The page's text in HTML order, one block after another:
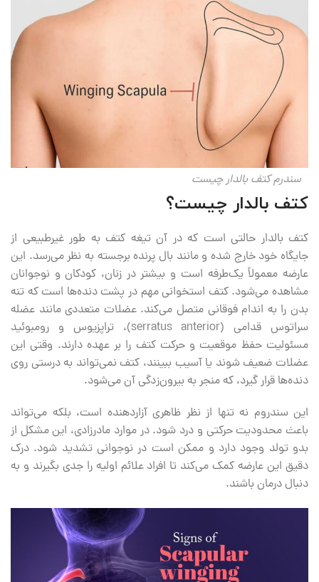
سندرم کتف بالدار چیست
کتف بالدار چیست؟
کتف بالدار حالتی است که در آن تیغه کتف به طور غیرطبیعی از
جایگاه خود خارج شده و مانند بال پرنده برجسته به نظر می‌رسد. این
عارضه معمولاً یک‌طرفه است و بیشتر در زنان، کودکان و نوجوانان
مشاهده می‌شود. کتف استخوانی مهم در پشت دنده‌ها است که تنه
بدن را به اندام فوقانی متصل می‌کند. عضلات متعددی مانند عضله
سراتوس قدامی (serratus anterior)، تراپزیوس و رومبوئید
مسئولیت حفظ موقعیت و حرکت کتف را بر عهده دارند. وقتی این
عضلات ضعیف شوند یا آسیب ببینند، کتف نمی‌تواند به درستی روی
دنده‌ها قرار گیرد، که منجر به بیرون‌زدگی آن می‌شود.
این سندروم نه تنها از نظر ظاهری آزاردهنده است، بلکه می‌تواند
باعث محدودیت حرکتی و درد شود. در موارد مادرزادی، این مشکل از
بدو تولد وجود دارد و ممکن است در نوجوانی تشدید شود. درک
دقیق این عارضه کمک می‌کند تا افراد علائم اولیه را جدی بگیرند و به
دنبال درمان باشند.